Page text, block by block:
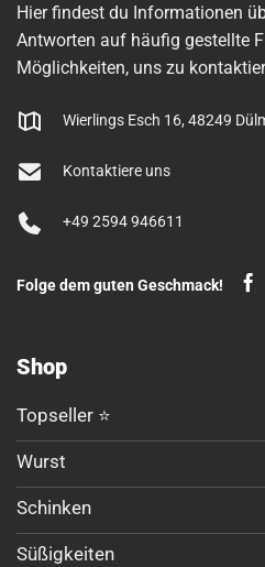
Hier findest du Informationen
Antworten auf häufig gestellte
Möglichkeiten, uns zu
Wierlings Esch 16, 48249
Kontaktiere uns
+49 2594 946611
Folge dem guten Geschmack!
Shop
Topseller ⭐
Wurst
Schinken
Süßigkeiten